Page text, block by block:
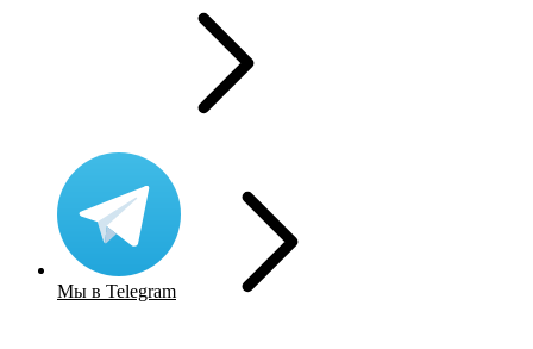
Мы в Telegram